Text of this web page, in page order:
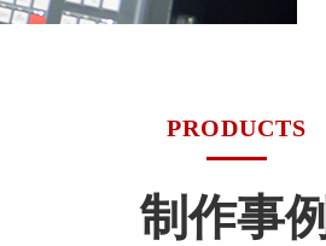
PRODUCTS
制作事例